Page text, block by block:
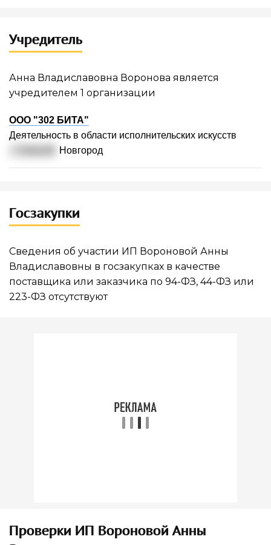
Учредитель
Анна Владиславовна Воронова является
учредителем 1 организации
ООО "302 БИТА"
Деятельность в области исполнительских искусств
Новгород
Госзакупки
Сведения об участии ИП Вороновой Анны
Владиславовны в госзакупках в качестве
поставщика или заказчика по 94-ФЗ, 44-ФЗ или
223-ФЗ отсутствуют
Проверки ИП Вороновой Анны